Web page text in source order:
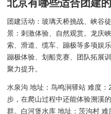
北京有哪些适合团建
团建活动：玻璃天桥挑战、峡谷
景：刺激体验、自然观赏。龙庆
索、滑道、缆车、蹦极等多项娱
蹦极体验、划船竞赛、团队拓展
聚力提升。
水泉沟 地址：鸟鸣涧驿站 难度
步，在爬山过程中还能体验溯溪
群。白河煲水库 地址：茨沟村